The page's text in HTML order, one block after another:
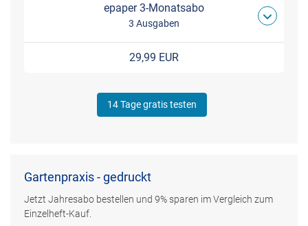
epaper 3-Monatsabo
3 Ausgaben
29,99 EUR
14 Tage gratis testen
Gartenpraxis - gedruckt
Jetzt Jahresabo bestellen und 9% sparen im Vergleich zum
Einzelheft-Kauf.